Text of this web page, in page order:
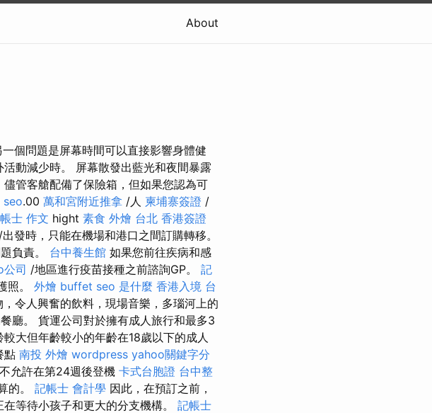
About
個問題是屏幕時間可以直接影響身體健
動減少時。 屏幕散發出藍光和夜間暴露
管客艙配備了保險箱，但如果您認為可
.00 萬和宮附近推拿 /人 柬埔寨簽證 /
士 作文 hight 素食 外燴 台北 香港簽證
發時，只能在機場和港口之間訂購轉移。
負責。 台中養生館 如果您前往疾病和感
公司 /地區進行疫苗接種之前諮詢GP。 記
照。 外燴 buffet seo 是什麼 香港入境 台
，令人興奮的飲料，現場音樂，多瑙河上的
廳。 貨運公司對於擁有成人旅行和最多3
大但年齡較小的年齡在18歲以下的成人
點 南投 外燴 wordpress yahoo關鍵字分
允許在第24週後登機 卡式台胞證 台中整
的。 記帳士 會計學 因此，在預訂之前，
等待小孩子和更大的分支機構。 記帳士